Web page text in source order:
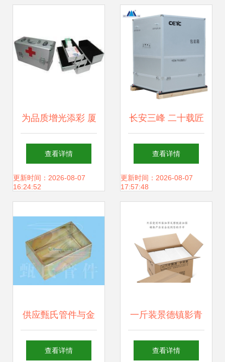
为品质增光添彩 厦
门精品礼品箱盒、
首饰箱盒与展示箱
查看详情
更新时间：2026-08-07
16:24:52
长安三峰 二十载匠
心深耕，打造铝合
金箱定制新标杆
查看详情
更新时间：2026-08-07
17:57:48
供应甄氏管件与金
属接线箱 传媒广电
查看详情
一斤装景德镇影青
瓷酒瓶 品味年年有
查看详情